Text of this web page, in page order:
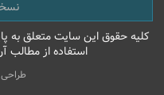
کليه حقوق اين سايت متعلق به
استفاده از مطالب
طراحی